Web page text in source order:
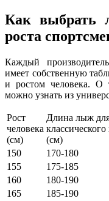
Как выбрать
роста
Каждый
имеет собственную
и ростом человека.
можно узнать из
Рост
человека
(см)
Длина лыж
классического
(см)
150
170-180
155
175-185
160
180-190
165
185-190